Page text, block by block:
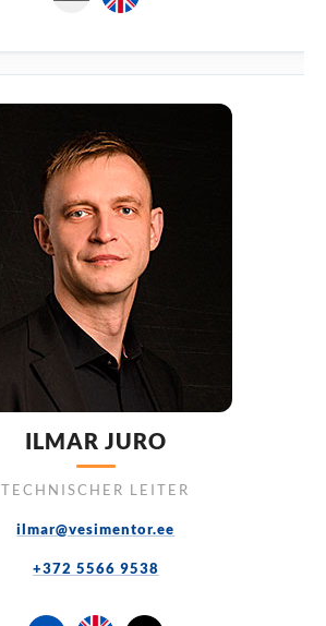
ILMAR JURO
TECHNISCHER LEITER
ilmar@vesimentor.ee
+372 5566 9538